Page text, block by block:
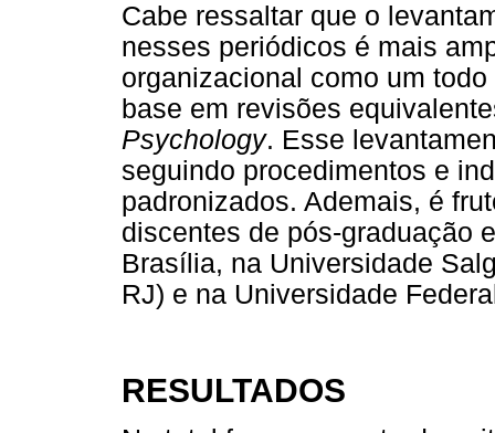
Cabe ressaltar que o
nesses periódicos é mais
organizacional como um
base em revisões
Psychology. Esse
seguindo procedimentos e
padronizados. Ademais, é
discentes de pós-graduação
Brasília, na Universidade
RJ) e na Universidade
RESULTADOS